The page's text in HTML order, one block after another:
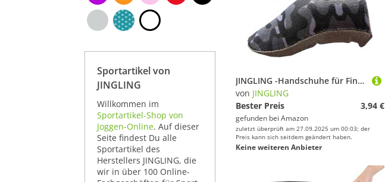
Sportartikel von
JINGLING
Willkommen im
Sportartikel-Shop von
Joggen-Online. Auf dieser
Seite findest Du alle
Sportartikel des
Herstellers JINGLING, die
wir in über 100 Online-
JINGLING -Handschuhe für Finger, Schweißabsorption, Daumen, Tablet, Zubehör, Touchscreen, Jugendliche, , Mädchen, Spieler, Sport, Familie
von JINGLING
Bester Preis
3,94 €
gefunden bei Amazon
zuletzt überprüft am 27.09.2025 um 00:03; der
Preis kann sich seitdem geändert haben.
Keine weiteren Anbieter